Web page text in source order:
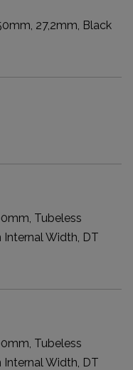
27,2mm, Black
Tubeless
Width, DT
Tubeless
Width, DT